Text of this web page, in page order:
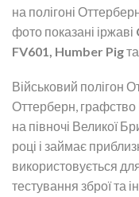
на полігоні
фото показані іржаві
FV601, Humber Pig
Військовий полігон
Оттерберн,
на півночі Великої
році і займає
використовується
тестування зброї та